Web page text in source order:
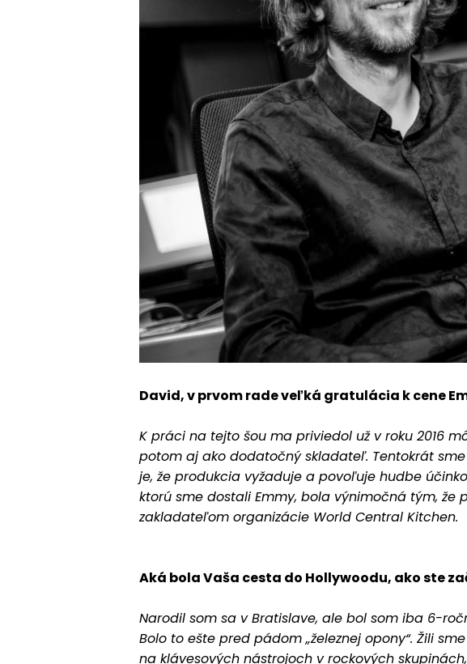
David, v prvom rade veľká gratulácia k cene
K práci na tejto šou ma priviedol už v roku 2016
potom aj ako dodatočný skladateľ. Tentokrát
je, že produkcia vyžaduje a povoľuje hudbe
ktorú sme dostali Emmy, bola výnimočná tým,
zakladateľom organizácie World Central Kitchen.
Aká bola Vaša cesta do Hollywoodu, ako ste
Narodil som sa v Bratislave, ale bol som iba 6-
Bolo to ešte pred pádom „železnej opony“. Žili
na klávesových nástrojoch v rockových